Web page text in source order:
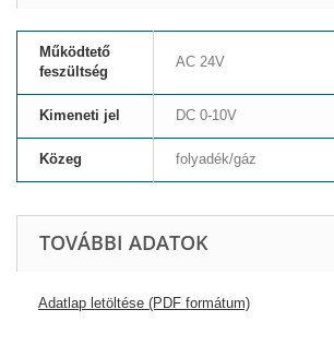
Működtető
feszültség
AC 24V
Kimeneti jel DC 0-10V
Közeg folyadék/gáz
TOVÁBBI ADATOK
Adatlap letöltése (PDF formátum)